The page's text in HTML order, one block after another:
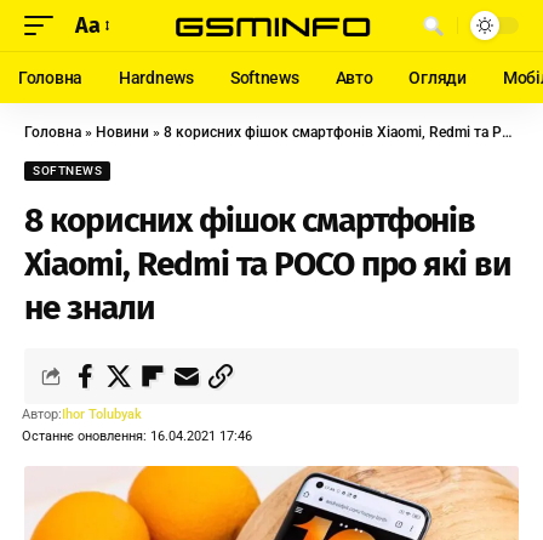
Aa
Головна Hardnews Softnews Авто Огляди
Головна » Новини » 8 корисних фішок смартфонів Xiaomi, Redmi та POCO про які ви не знали
SOFTNEWS
8 корисних фішок смартфонів
Xiaomi, Redmi та POCO про які ви
не знали
Останнє оновлення: 16.04.2021 17:46
Автор:Ihor Tolubyak